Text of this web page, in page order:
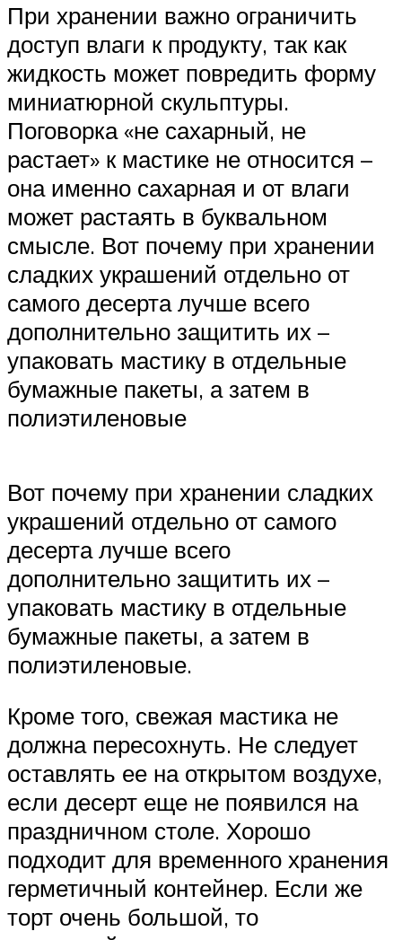
При хранении важно ограничить
доступ влаги к продукту, так как
жидкость может повредить форму
миниатюрной скульптуры.
Поговорка «не сахарный, не
растает» к мастике не относится –
она именно сахарная и от влаги
может растаять в буквальном
смысле. Вот почему при хранении
сладких украшений отдельно от
самого десерта лучше всего
дополнительно защитить их –
упаковать мастику в отдельные
бумажные пакеты, а затем в
полиэтиленовые
Вот почему при хранении сладких
украшений отдельно от самого
десерта лучше всего
дополнительно защитить их –
упаковать мастику в отдельные
бумажные пакеты, а затем в
полиэтиленовые.
Кроме того, свежая мастика не
должна пересохнуть. Не следует
оставлять ее на открытом воздухе,
если десерт еще не появился на
праздничном столе. Хорошо
подходит для временного хранения
герметичный контейнер. Если же
торт очень большой, то